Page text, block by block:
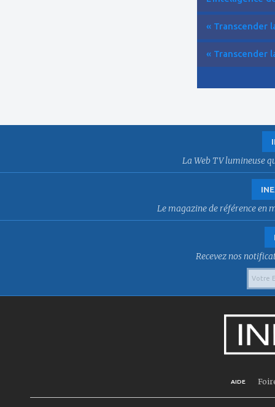
« Transcender
« Transcender
La Web TV lumineuse
Le magazine de référence en
Recevez nos
AIDE